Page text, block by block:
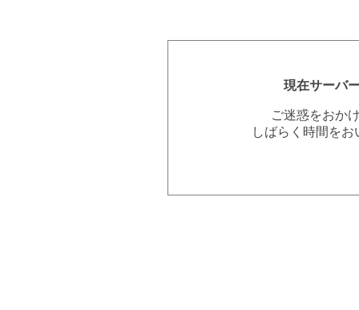
現在サーバ
ご迷惑をおか
しばらく時間を